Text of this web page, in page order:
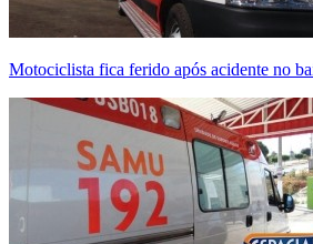
Motociclista fica ferido após acidente no